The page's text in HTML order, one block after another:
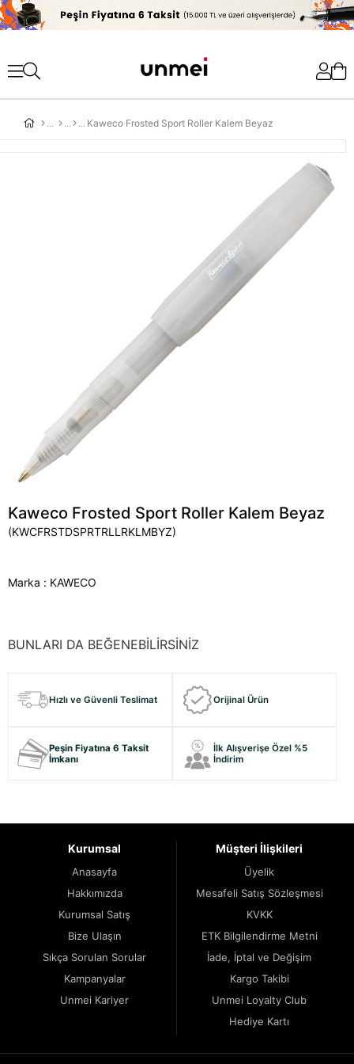
'
Kaweco Frosted Sport Roller Kalem Beyaz
Kaweco Frosted Sport Roller Kalem Beyaz
(KWCFRSTDSPRTRLLRKLMBYZ)
Marka : KAWECO
BUNLARI DA BEĞENEBİLİRSİNİZ
Hızlı ve Güvenli Teslimat Orijinal Ürün
Peşin Fiyatına 6 Taksit
İmkanı
İlk Alışverişe Özel %5
İndirim
Kurumsal
Anasayfa
Hakkımızda
Kurumsal Satış
Bize Ulaşın
Sıkça Sorulan Sorular
Kampanyalar
Unmei Kariyer
Müşteri İlişkileri
Üyelik
Mesafeli Satış Sözleşmesi
KVKK
ETK Bilgilendirme Metni
İade, İptal ve Değişim
Kargo Takibi
Unmei Loyalty Club
Hediye Kartı